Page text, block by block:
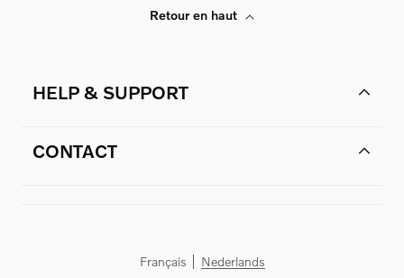
Retour en haut
HELP & SUPPORT
CONTACT
Français Nederlands